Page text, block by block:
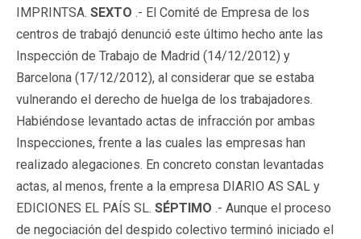
IMPRINTSA. SEXTO .- El Comité de Empresa de los
centros de trabajó denunció este último hecho ante las
Inspección de Trabajo de Madrid (14/12/2012) y
Barcelona (17/12/2012), al considerar que se estaba
vulnerando el derecho de huelga de los trabajadores.
Habiéndose levantado actas de infracción por ambas
Inspecciones, frente a las cuales las empresas han
realizado alegaciones. En concreto constan levantadas
actas, al menos, frente a la empresa DIARIO AS SAL y
EDICIONES EL PAÍS SL. SÉPTIMO .- Aunque el proceso
de negociación del despido colectivo terminó iniciado el